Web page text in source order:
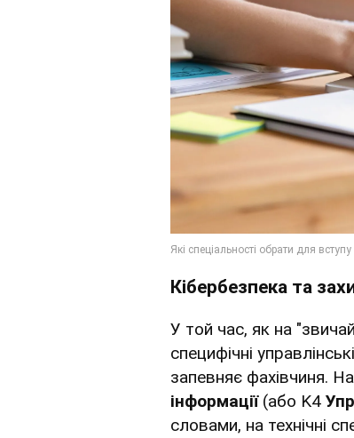
Кібербезпека та
У той час, як на
специфічні
запевняє фахівчиня.
інформації (або K4
словами, на технічні